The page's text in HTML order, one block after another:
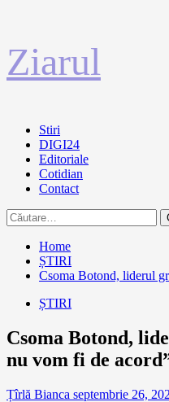
la
conținut
Ziarul
Primary
Menu
Stiri
DIGI24
Editoriale
Cotidian
Contact
Caută
după:
Home
ȘTIRI
Csoma Botond, liderul
ȘTIRI
Csoma Botond,
nu vom fi de
Țîrlă Bianca septembrie 26,